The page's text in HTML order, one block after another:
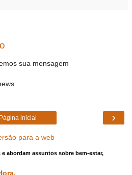
sua mensagem
›
Página inicial
para a web
abordam assuntos sobre bem-estar,